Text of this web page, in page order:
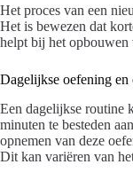
Het proces van een
Het is bewezen dat
helpt bij het opbouwen
Dagelijkse oefening en
Een dagelijkse routine
minuten te besteden
opnemen van deze
Dit kan variëren van